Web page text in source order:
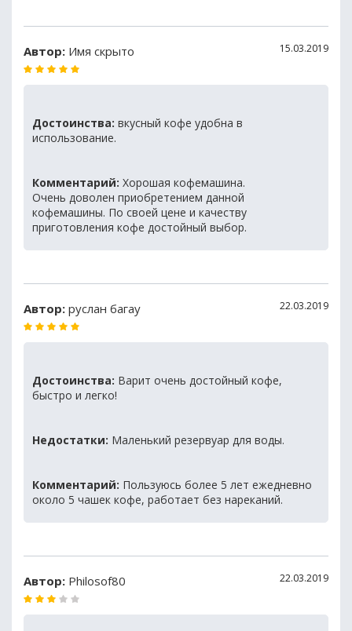
Автор: Имя скрыто 15.03.2019
Достоинства: вкусный кофе удобна в
использование.
Комментарий: Хорошая кофемашина.
Очень доволен приобретением данной
кофемашины. По своей цене и качеству
приготовления кофе достойный выбор.
Автор: руслан багау 22.03.2019
Достоинства: Варит очень достойный кофе,
быстро и легко!
Недостатки: Маленький резервуар для воды.
Комментарий: Пользуюсь более 5 лет ежедневно
около 5 чашек кофе, работает без нареканий.
Автор: Philosof80 22.03.2019